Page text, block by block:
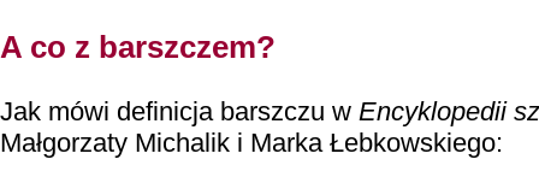
A co z barszczem?
Jak mówi definicja barszczu w Encyklopedii
Małgorzaty Michalik i Marka Łebkowskiego: